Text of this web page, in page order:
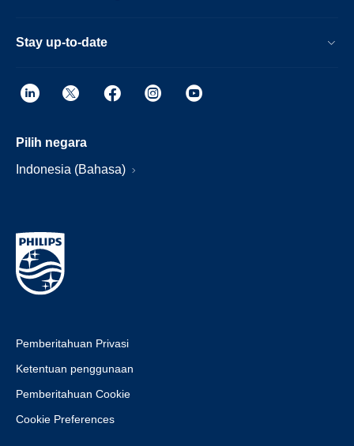
Stay up-to-date
Pilih negara
Indonesia (Bahasa)
Pemberitahuan Privasi
Ketentuan penggunaan
Pemberitahuan Cookie
Cookie Preferences